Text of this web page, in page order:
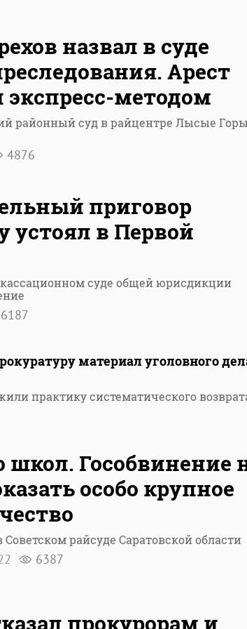
назвал в суде
Арест
методом
районный суд в райцентре Лысые
4876
приговор
устоял в Первой
суде общей юрисдикции
6187
материал уголовного
практику систематического
школ. Гособвинение
особо крупное
райсуде Саратовской области
6387
прокурорам и